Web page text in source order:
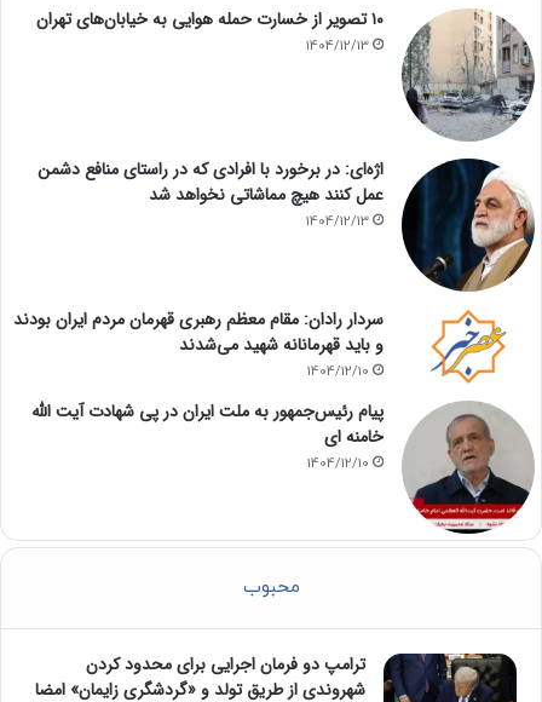
۱۰ تصویر از خسارت حمله هوایی به خیابان‌های تهران
1404/12/13
اژه‌ای: در برخورد با افرادی که در راستای منافع دشمن
عمل کنند هیچ مماشاتی نخواهد شد
1404/12/13
سردار رادان: مقام معظم رهبری قهرمان مردم ایران بودند
و باید قهرمانانه شهید می‌شدند
1404/12/10
پیام رئیس‌جمهور به ملت ایران در پی شهادت آیت الله
خامنه ای
1404/12/10
محبوب
ترامپ دو فرمان اجرایی برای محدود کردن
شهروندی از طریق تولد و «گردشگری زایمان» امضا